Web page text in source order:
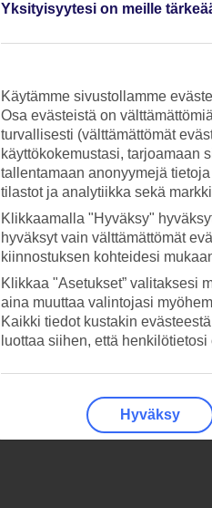
Yksityisyytesi on meille
Käytämme sivustollamme
Osa evästeistä on
turvallisesti (välttämättömät
käyttökokemustasi, tarjoamaan
tallentamaan anonyymejä
tilastot ja analytiikka sekä
Klikkaamalla "Hyväksy"
hyväksyt vain välttämättömät
kiinnostuksen kohteidesi
Klikkaa "Asetukset” valitaksesi
aina muuttaa valintojasi
Kaikki tiedot kustakin
luottaa siihen, että
Hyväksy